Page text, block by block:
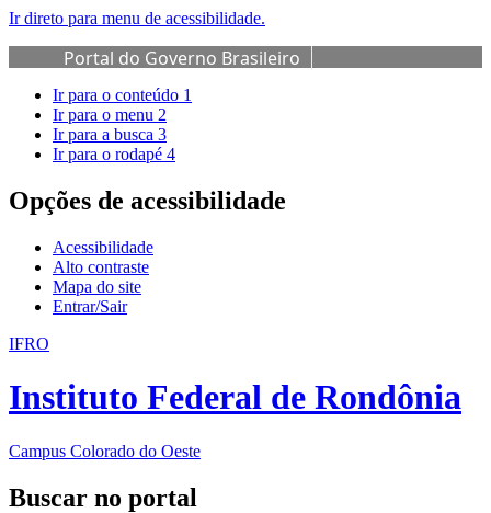
Ir direto para menu de acessibilidade.
Portal do Governo Brasileiro
Ir para o conteúdo 1
Ir para o menu 2
Ir para a busca 3
Ir para o rodapé 4
Opções de acessibilidade
Acessibilidade
Alto contraste
Mapa do site
Entrar/Sair
IFRO
Instituto Federal de Rondônia
Campus Colorado do Oeste
Buscar no portal